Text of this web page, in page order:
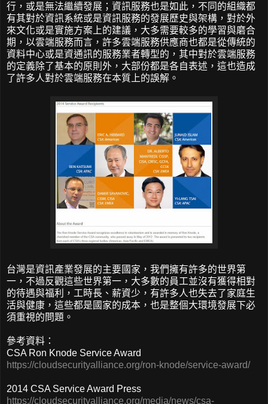
行，或是無法繼續發展；資訊服務也是如此，不同的組織都
有其對於資訊系統或是資訊服務的發展歷史與架構，對於外
來文化或是實施方案上的建議，大多需要較多的學習與磨合
期，以雲端服務而言，許多雲端服務供應商也都是從傳統的
資料中心或是資通訊的服務業者轉型的，其中對於雲端服務
的定義除了基本的原則外，大部份都是各自表述，這也造成
了許多人對於雲端服務在本質上的誤解。
台灣是資訊產業發展的主要國家，我們擁有許多的世界第
一，不過反觀這些世界第一，大多數的員工並沒有獲得相對
的待遇與福利，工時長、薪資少，有許多人也失去了家庭生
活與健康，這些都是國家的成本，也是整個大環境發展下必
須重視的問題。
參考資料：
CSA Ron Knode Service Award
https://cloudsecurityalliance.org/ron-knode/service-award/
2014 CSA Service Award Press
https://cloudsecurityalliance.org/media/news/csa-